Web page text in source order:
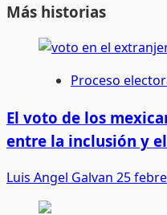
Más historias
Proceso
El voto de los
entre la inclusión y
Luis Angel Galvan 25